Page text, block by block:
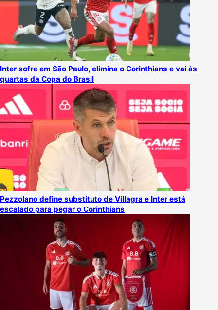
Inter sofre em São Paulo, elimina o Corinthians e vai às
quartas da Copa do Brasil
Pezzolano define substituto de Villagra e Inter está
escalado para pegar o Corinthians